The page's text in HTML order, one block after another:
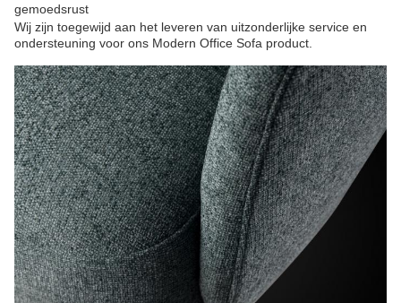
gemoedsrust
Wij zijn toegewijd aan het leveren van uitzonderlijke service en
ondersteuning voor ons Modern Office Sofa product.